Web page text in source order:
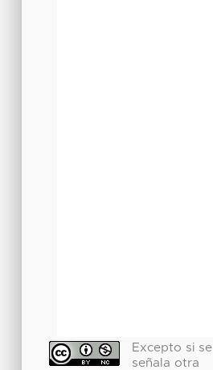
Excepto si se
señala otra